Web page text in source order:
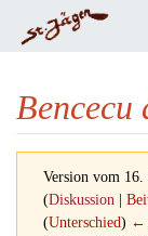
Bencecu
Version vom
(Diskussion
(Unterschied) ←